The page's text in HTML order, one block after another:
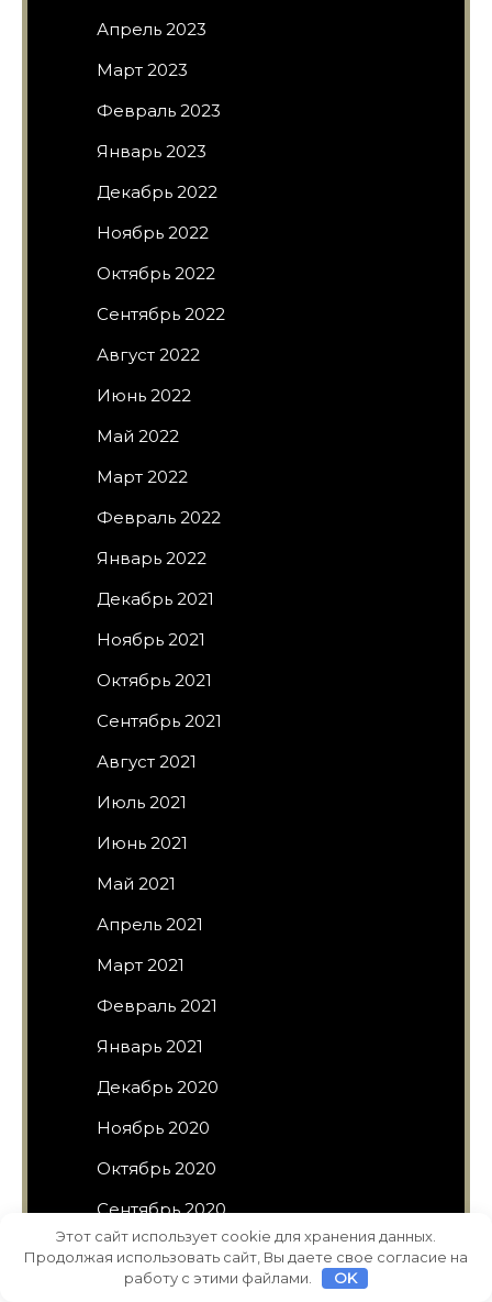
Апрель 2023
Март 2023
Февраль 2023
Январь 2023
Декабрь 2022
Ноябрь 2022
Октябрь 2022
Сентябрь 2022
Август 2022
Июнь 2022
Май 2022
Март 2022
Февраль 2022
Январь 2022
Декабрь 2021
Ноябрь 2021
Октябрь 2021
Сентябрь 2021
Август 2021
Июль 2021
Июнь 2021
Май 2021
Апрель 2021
Март 2021
Февраль 2021
Январь 2021
Декабрь 2020
Ноябрь 2020
Октябрь 2020
Сентябрь 2020
Август 2020
Июль 2020
Этот сайт использует cookie для хранения данных.
Продолжая использовать сайт, Вы даете свое согласие на
работу с этими файлами.
OK